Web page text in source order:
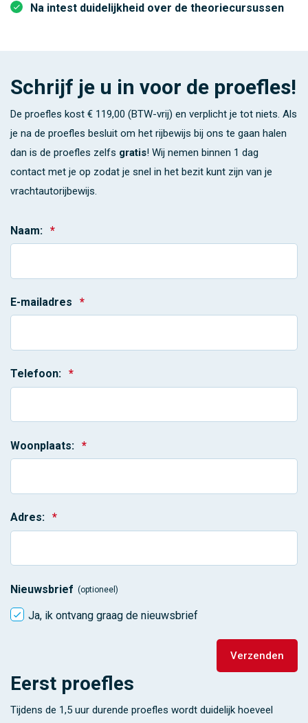
Na intest duidelijkheid over de theoriecursussen
Schrijf je u in voor de proefles!
De proefles kost € 119,00 (BTW-vrij) en verplicht je tot niets. Als
je na de proefles besluit om het rijbewijs bij ons te gaan halen
dan is de proefles zelfs gratis! Wij nemen binnen 1 dag
contact met je op zodat je snel in het bezit kunt zijn van je
vrachtautorijbewijs.
Naam: *
E-mailadres *
Telefoon: *
Woonplaats: *
Adres: *
Nieuwsbrief (optioneel)
Ja, ik ontvang graag de nieuwsbrief
Eerst proefles
Tijdens de 1,5 uur durende proefles wordt duidelijk hoeveel